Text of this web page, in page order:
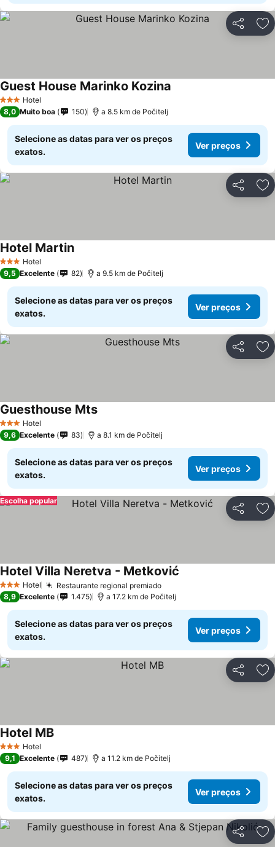
Partilhar
3 EstrelasHotel
Guest House Marinko Kozina
8,0 Muito boa 150 a 8.5 km de Počitelj
Selecione as datas para ver os preços
exatos.
Ver preços
Partilhar
3 EstrelasHotel
Hotel Martin
9,5 Excelente 82 a 9.5 km de Počitelj
Selecione as datas para ver os preços
exatos.
Ver preços
Partilhar
3 EstrelasHotel
Guesthouse Mts
9,6 Excelente 83 a 8.1 km de Počitelj
Selecione as datas para ver os preços
exatos.
Ver preços
Partilhar
Escolha popular
3 EstrelasHotel Restaurante regional premiado
Hotel Villa Neretva - Metković
8,9 Excelente 1.475 a 17.2 km de Počitelj
Selecione as datas para ver os preços
exatos.
Ver preços
Partilhar
3 EstrelasHotel
Hotel MB
9,1 Excelente 487 a 11.2 km de Počitelj
Selecione as datas para ver os preços
exatos.
Ver preços
Partilhar